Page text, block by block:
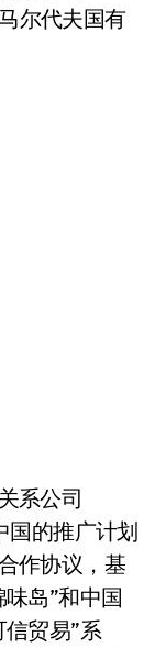
尔代夫国有
系公司
国的推广计划
作协议，基
岛”和中国
贸易”系